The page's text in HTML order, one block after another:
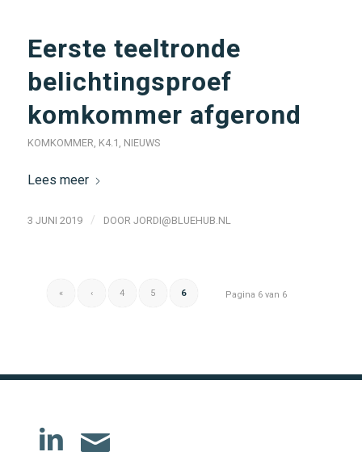
Eerste teeltronde
belichtingsproef
komkommer afgerond
KOMKOMMER, K4.1 , NIEUWS
Lees meer
3 JUNI 2019 / DOOR JORDI@BLUEHUB.NL
Pagina 6 van 6
« ‹ 4 5 6